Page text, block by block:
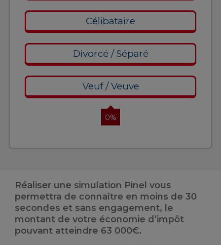
Célibataire
Divorcé / Séparé
Veuf / Veuve
0%
Réaliser une simulation Pinel vous
permettra de connaître en moins de 30
secondes et sans engagement, le
montant de votre économie d’impôt
pouvant atteindre 63 000€.